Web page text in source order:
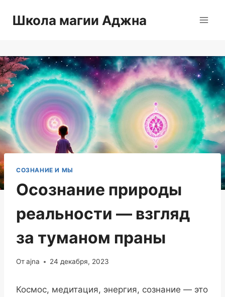
Школа магии Аджна
СОЗНАНИЕ И МЫ
Осознание природы
реальности — взгляд
за туманом праны
Отajna 24 декабря, 2023
Космос, медитация, энергия, сознание — это